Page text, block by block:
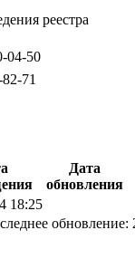
реестра
04-50
71
Дата
обновления
18:25
обновление: